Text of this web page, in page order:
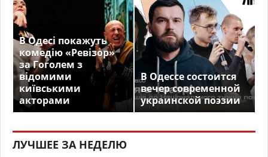
В Одесі покажуть
комедію «Ревізор»
за Гоголем з
відомими
київськими
акторами
В Одессе состоится
вечер современной
украинской поэзии
ЛУЧШЕЕ ЗА НЕДЕЛЮ